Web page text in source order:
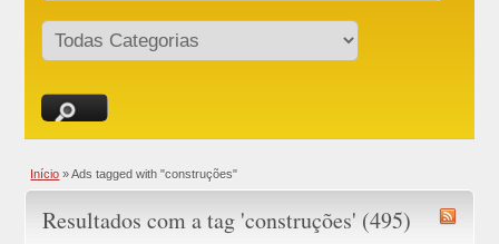
Início » Ads tagged with "construções"
Resultados com a tag 'construções' (495)